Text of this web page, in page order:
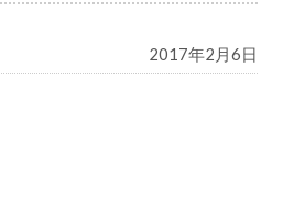
2017年2月6日